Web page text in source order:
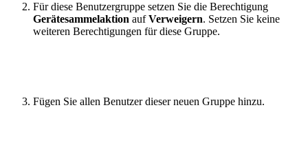
Für diese Benutzergruppe setzen Sie die Berechtigung
Gerätesammelaktion aufVerweigern. Setzen Sie keine
weiteren Berechtigungen für diese Gruppe.
Fügen Sie allen Benutzer dieser neuen Gruppe hinzu.